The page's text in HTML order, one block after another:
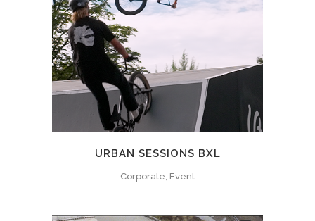
URBAN SESSIONS BXL
Corporate, Event